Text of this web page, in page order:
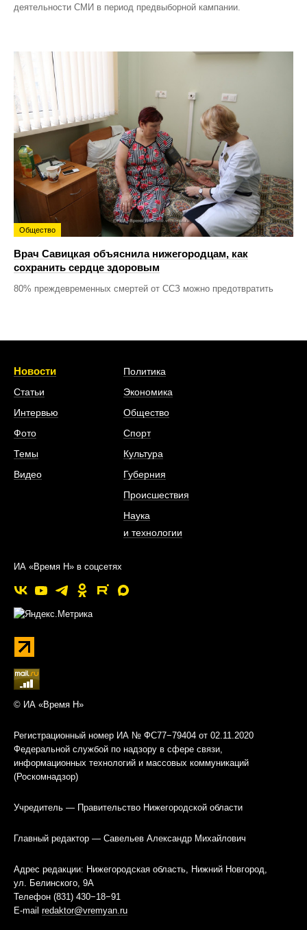
деятельности СМИ в период предвыборной кампании.
Общество
Врач Савицкая объяснила нижегородцам, как
сохранить сердце здоровым
80% преждевременных смертей от ССЗ можно предотвратить
Новости
Статьи
Интервью
Фото
Темы
Видео
Политика
Экономика
Общество
Спорт
Культура
Губерния
Происшествия
Наука
и технологии
ИА «Время Н» в соцсетях
© ИА «Время Н»
Регистрационный номер ИА № ФС77−79404 от 02.11.2020
Федеральной службой по надзору в сфере связи,
информационных технологий и массовых коммуникаций
(Роскомнадзор)
Учредитель — Правительство Нижегородской области
Главный редактор — Савельев Александр Михайлович
Адрес редакции: Нижегородская область, Нижний Новгород,
ул. Белинского, 9А
Телефон (831) 430−18−91
E-mail redaktor@vremyan.ru